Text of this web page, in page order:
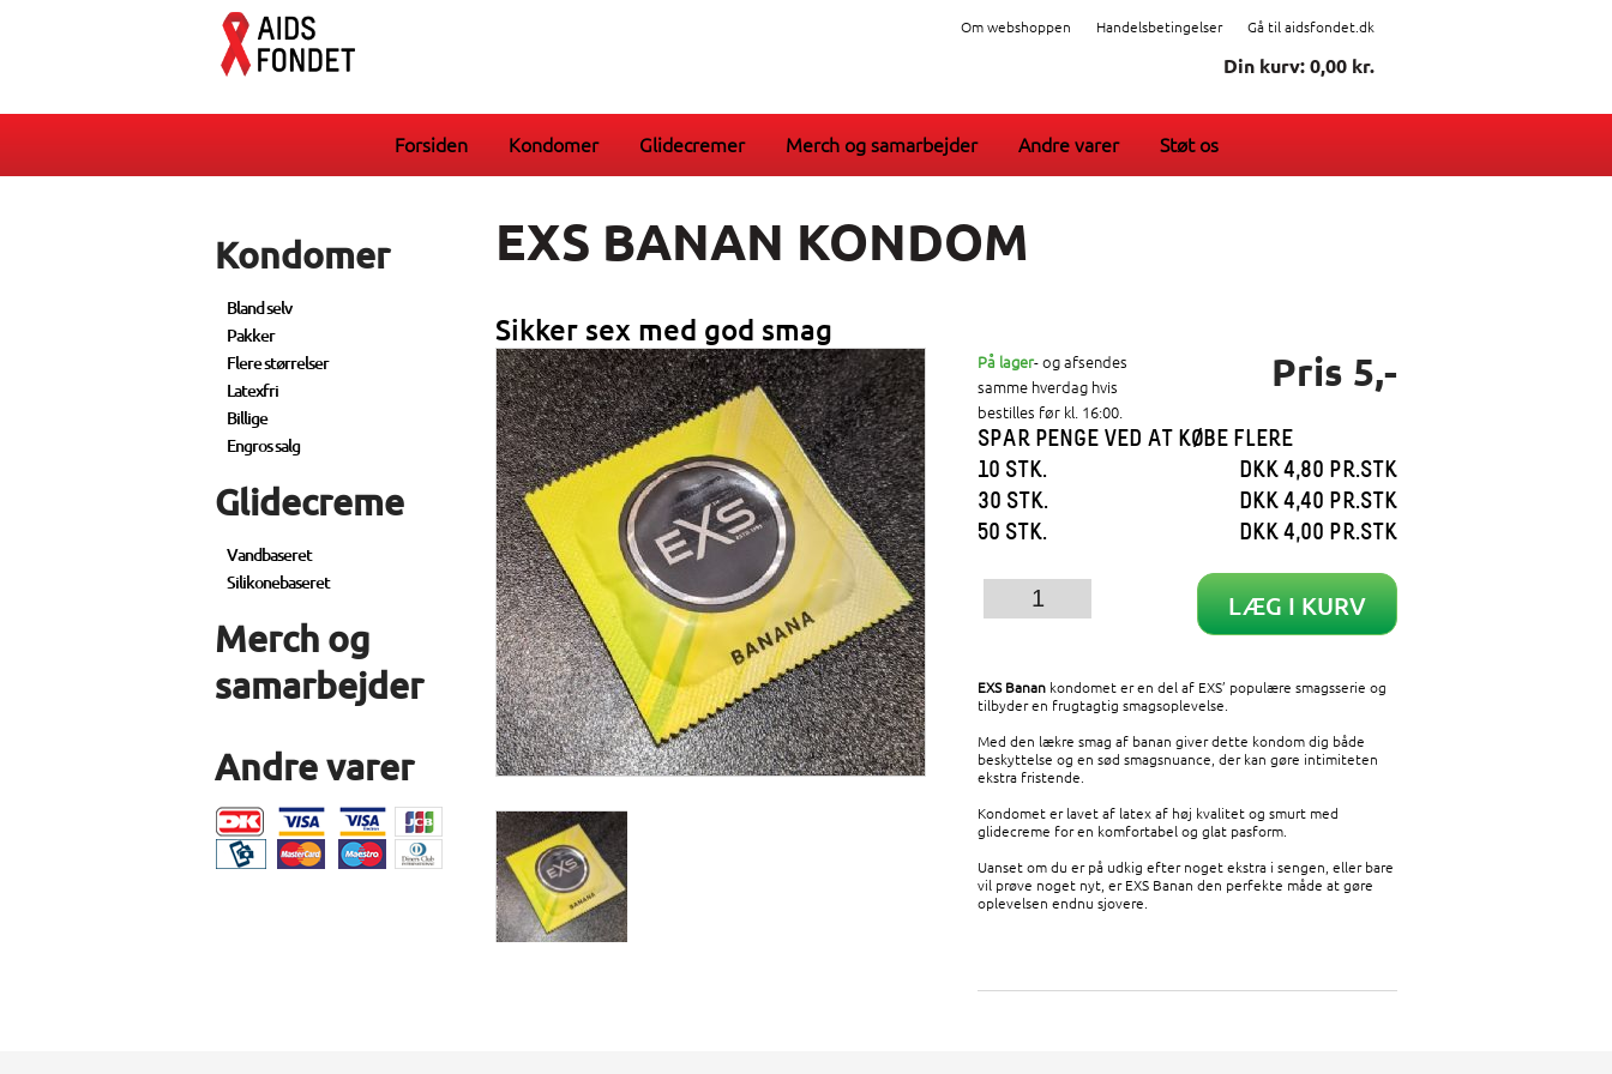
Om webshoppen Handelsbetingelser Gå til aidsfondet.dk
Din kurv: 0,00 kr.
Forsiden Kondomer Glidecremer Merch og samarbejder Andre varer Støt os
Kondomer
Bland selv
Pakker
Flere størrelser
Latexfri
Billige
Engros salg
Glidecreme
Vandbaseret
Silikonebaseret
Merch og
samarbejder
Andre varer
EXS BANAN KONDOM
Sikker sex med god smag
På lager- og afsendes
samme hverdag hvis
bestilles før kl. 16:00.
Pris 5,-
SPAR PENGE VED AT KØBE FLERE
10 STK.
DKK 4,80 PR.STK
30 STK.
DKK 4,40 PR.STK
50 STK.
DKK 4,00 PR.STK
EXS Banan kondomet er en del af EXS’ populære smagsserie og
tilbyder en frugtagtig smagsoplevelse.
Med den lækre smag af banan giver dette kondom dig både
beskyttelse og en sød smagsnuance, der kan gøre intimiteten
ekstra fristende.
Kondomet er lavet af latex af høj kvalitet og smurt med
glidecreme for en komfortabel og glat pasform.
Uanset om du er på udkig efter noget ekstra i sengen, eller bare
vil prøve noget nyt, er EXS Banan den perfekte måde at gøre
oplevelsen endnu sjovere.